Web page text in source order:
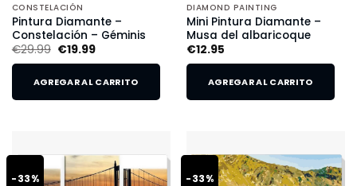
CONSTELACIÓN
Pintura Diamante –
Constelación – Géminis
€29.99 €19.99
AGREGAR AL CARRITO
DIAMOND PAINTING
Mini Pintura Diamante –
Musa del albaricoque
€12.95
AGREGAR AL CARRITO
-33% -33%